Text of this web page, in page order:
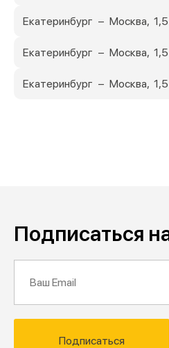
Екатеринбург – Москва,
Екатеринбург – Москва,
Екатеринбург – Москва,
Подписаться
Подписаться